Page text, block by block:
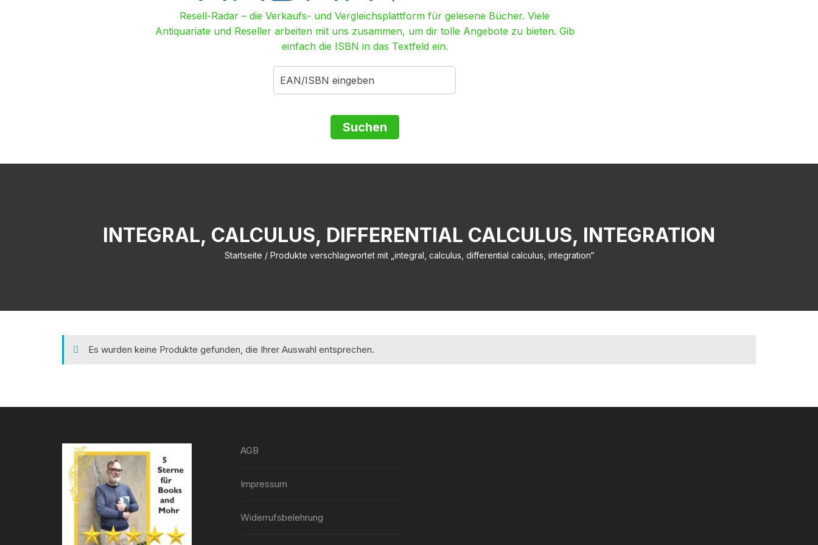
Resell-Radar – die Verkaufs- und Vergleichsplattform für gelesene Bücher. Viele
Antiquariate und Reseller arbeiten mit uns zusammen, um dir tolle Angebote zu bieten. Gib
einfach die ISBN in das Textfeld ein.
INTEGRAL, CALCULUS, DIFFERENTIAL CALCULUS, INTEGRATION
Startseite / Produkte verschlagwortet mit „integral, calculus, differential calculus, integration“
Es wurden keine Produkte gefunden, die Ihrer Auswahl entsprechen.
AGB
Impressum
Widerrufsbelehrung